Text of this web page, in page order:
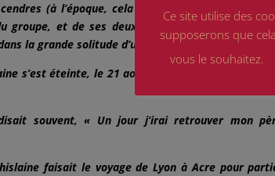
(à l’époque, cela était possible) au pied
groupe, et de ses deux camarades, Pierre
la grande solitude d’un mois d’août où tous
s’est éteinte, le 21 août 2022, 2 jours avant
souvent, « Un jour j’irai retrouver mon
faisait le voyage de Lyon à Acre pour
Ce site utilise des
supposerons que
vous le souhaitez.